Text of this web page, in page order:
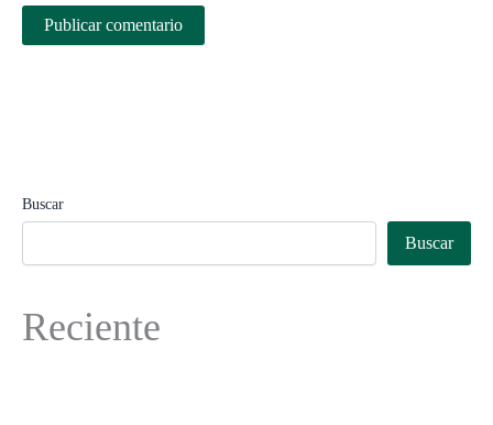
Buscar
Buscar
Reciente